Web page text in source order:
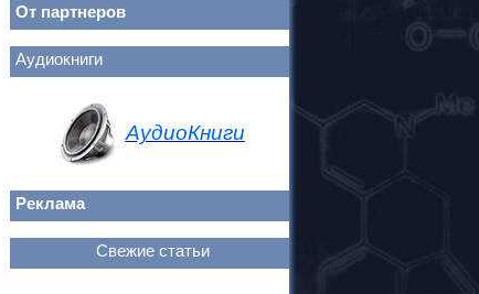
От партнеров
Аудиокниги
АудиоКниги
Реклама
Свежие статьи